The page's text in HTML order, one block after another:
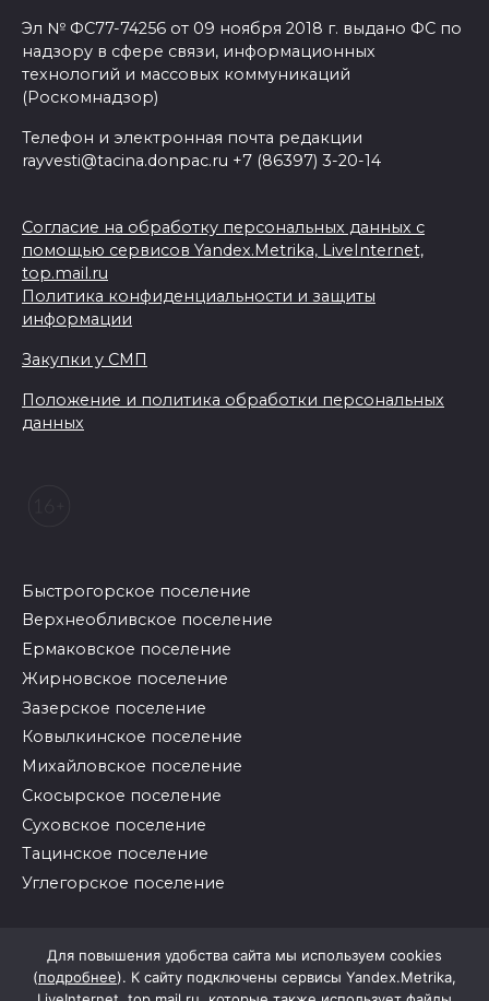
Эл № ФС77-74256 от 09 ноября 2018 г. выдано ФС по
надзору в сфере связи, информационных
технологий и массовых коммуникаций
(Роскомнадзор)
Телефон и электронная почта редакции
rayvesti@tacina.donpac.ru +7 (86397) 3-20-14
Согласие на обработку персональных данных с
помощью сервисов Yandex.Metrika, LiveInternet,
top.mail.ru
Политика конфиденциальности и защиты
информации
Закупки у СМП
Положение и политика обработки персональных
данных
Быстрогорское поселение
Верхнеобливское поселение
Ермаковское поселение
Жирновское поселение
Зазерское поселение
Ковылкинское поселение
Михайловское поселение
Скосырское поселение
Суховское поселение
Тацинское поселение
Углегорское поселение
© 2026 Районные вести
Для повышения удобства сайта мы используем cookies
(подробнее). К сайту подключены сервисы Yandex.Metrika,